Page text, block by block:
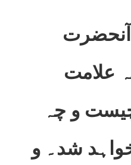
آنحضرت
علامت
و چہ
شد۔ و